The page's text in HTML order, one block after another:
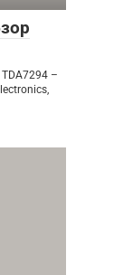
–